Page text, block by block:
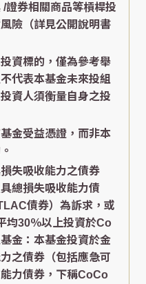
證券相關商品等槓桿投
險（詳見公開說明書
資標的，僅為參考舉
代表本基金未來投組
資人須衡量自身之投
金受益憑證，而非本
失吸收能力之債券
總損失吸收能力債
債券）為訴求，或
均30％以上投資於Co
金：本基金投資於金
之債券（包括應急可
力債券，下稱CoCo